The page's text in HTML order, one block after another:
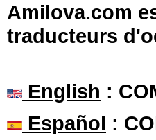
Amilova.com
traducteurs
English :
Español :